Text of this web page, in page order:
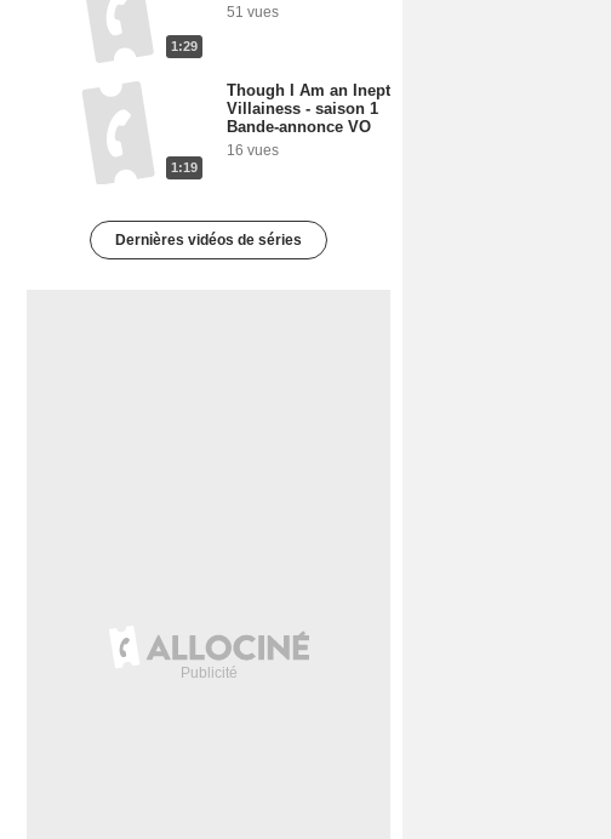
1:29
51 vues
1:19
Though I Am an Inept
Villainess - saison 1
Bande-annonce VO
16 vues
Dernières vidéos de séries